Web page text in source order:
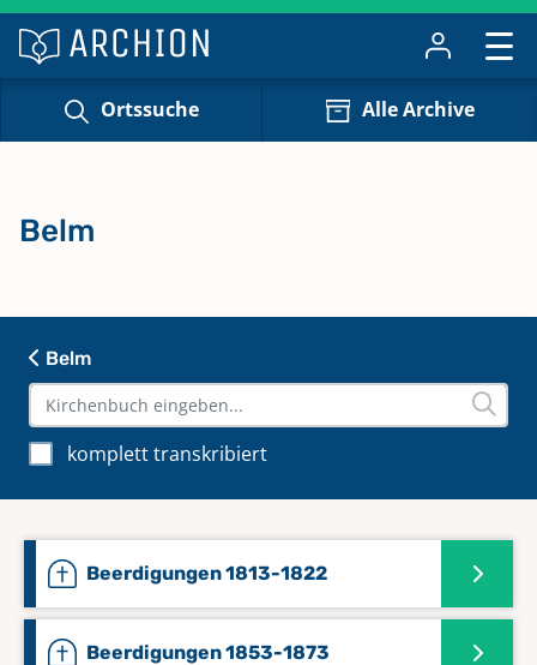
Ortssuche Alle Archive
Belm
komplett transkribiert
Beerdigungen 1813-1822
Beerdigungen 1853-1873
Belm